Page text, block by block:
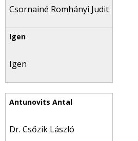
Csornainé Romhányi Judit
Igen
Dr. Csőzik László